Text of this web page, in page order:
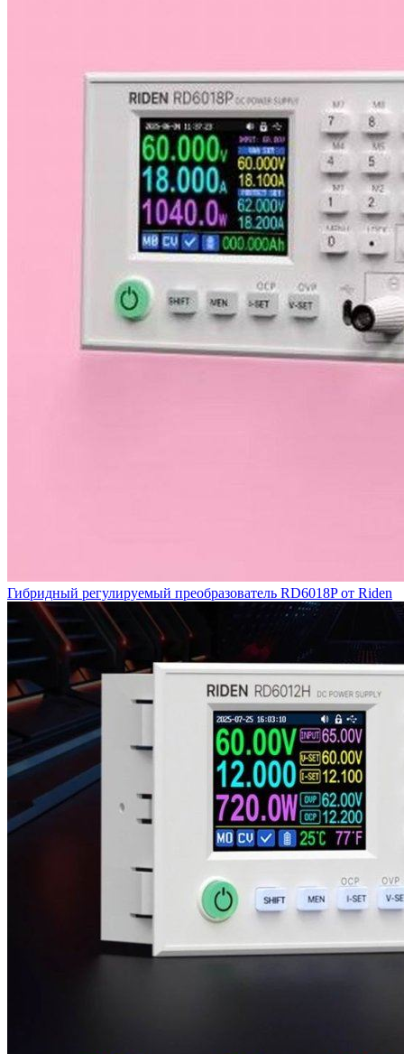
Гибридный регулируемый преобразователь RD6018P от Riden